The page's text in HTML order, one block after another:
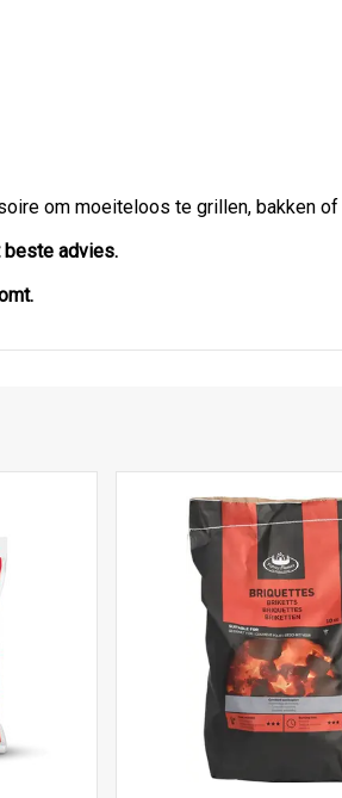
om moeiteloos te grillen, bakken of
beste advies.